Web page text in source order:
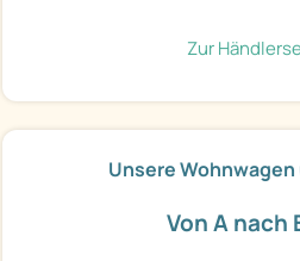
Zur
Unsere Wohnwagen
Von A nach